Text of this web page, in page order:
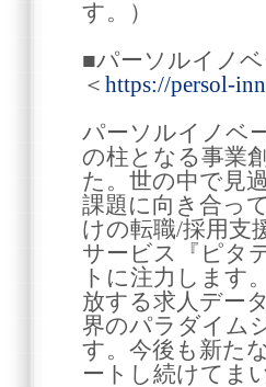
す。）
■パーソルイノ
＜ https://persol-
パーソルイノベ
の柱となる事業
た。世の中で見
課題に向き合っ
けの転職/採用支
サービス『ピタ
トに注力します
放する求人デー
界のパラダイム
す。今後も新た
ートし続けてま